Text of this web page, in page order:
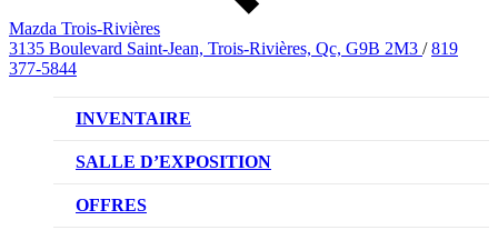
Mazda Trois-Rivières
3135 Boulevard Saint-Jean, Trois-Rivières, Qc, G9B 2M3 / 819
377-5844
INVENTAIRE
VÉHICULES NEUFS
VÉHICULES D’OCCASION
SALLE D’EXPOSITION
OFFRES